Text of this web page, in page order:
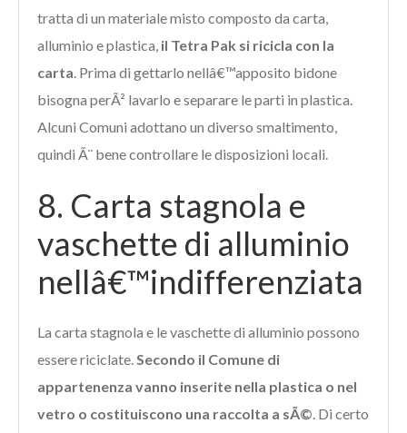
tratta di un materiale misto composto da carta,
alluminio e plastica, il Tetra Pak si ricicla con la
carta. Prima di gettarlo nellâ€™apposito bidone
bisogna perÃ² lavarlo e separare le parti in plastica.
Alcuni Comuni adottano un diverso smaltimento,
quindi Ã¨ bene controllare le disposizioni locali.
8. Carta stagnola e
vaschette di alluminio
nellâ€™indifferenziata
La carta stagnola e le vaschette di alluminio possono
essere riciclate.Secondo il Comune di
appartenenza vanno inserite nella plastica o nel
vetro o costituiscono una raccolta a sÃ©. Di certo